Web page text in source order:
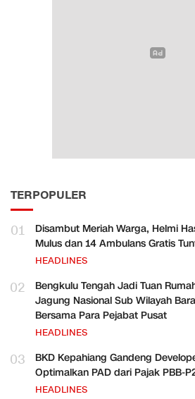
TERPOPULER
01
Disambut Meriah Warga, Helmi
Mulus dan 14 Ambulans Gratis
HEADLINES
02
Bengkulu Tengah Jadi Tuan
Jagung Nasional Sub Wilayah
Bersama Para Pejabat Pusat
HEADLINES
03
BKD Kepahiang Gandeng
Optimalkan PAD dari Pajak PBB-
HEADLINES